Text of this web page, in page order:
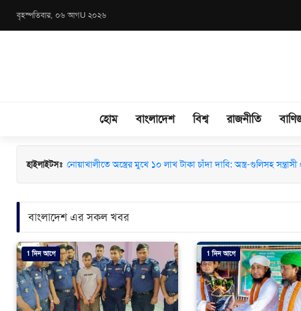
বৃহস্পতিবার, ০৬ আগU ২০২৬
হোম বাংলাদেশ বিশ্ব রাজনীতি
হাইলাইটসঃ মাধবপুরে জশনে জুলুস ও ঈদে মিলাদুন্নবী (সা.) উদযাপনে মতবিনিময়
বাংলাদেশ এর সকল খবর
1 দিন আগে 1 দিন আগে